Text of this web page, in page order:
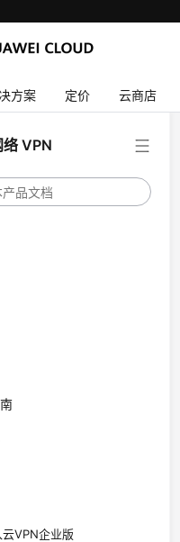
方案 定价 云商店
VPN
VPN企业版